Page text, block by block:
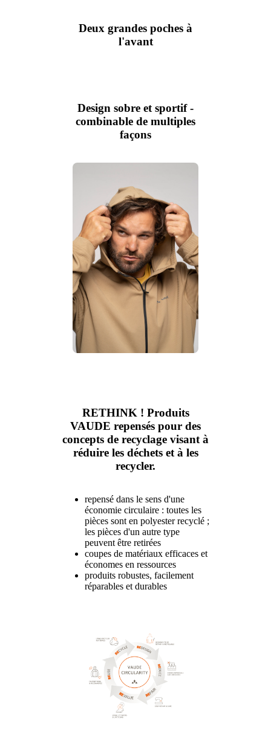
Deux grandes poches à
l'avant
Design sobre et sportif -
combinable de multiples
façons
RETHINK ! Produits
VAUDE repensés pour des
concepts de recyclage visant à
réduire les déchets et à les
recycler.
repensé dans le sens d'une
économie circulaire : toutes les
pièces sont en polyester recyclé ;
les pièces d'un autre type
peuvent être retirées
coupes de matériaux efficaces et
économes en ressources
produits robustes, facilement
réparables et durables